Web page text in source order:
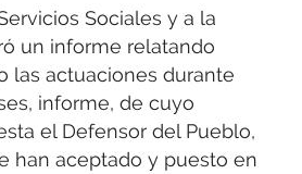
Sociales y a la
un informe relatando
las actuaciones durante
informe, de cuyo
el Defensor del Pueblo,
han aceptado y puesto en